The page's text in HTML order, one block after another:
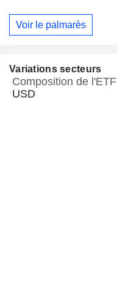
Voir le palmarès
Variations secteurs
Composition de l'ETF
USD